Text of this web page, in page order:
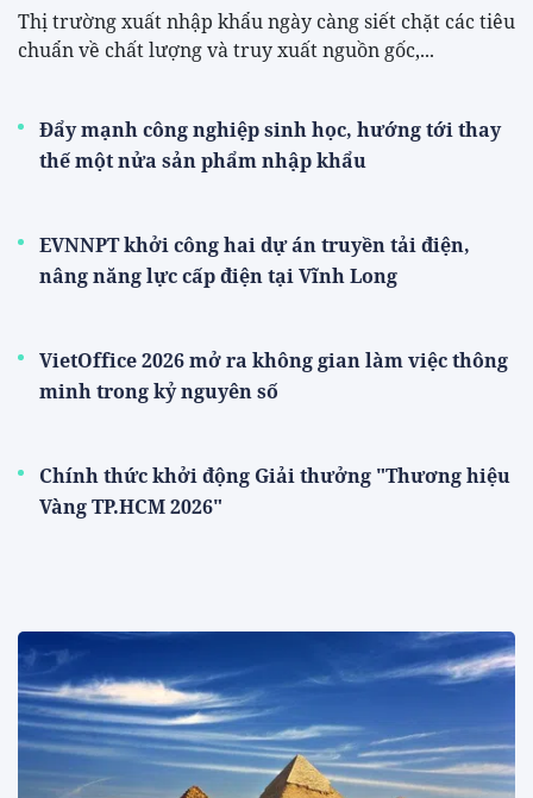
Thị trường xuất nhập khẩu ngày càng siết chặt các tiêu
chuẩn về chất lượng và truy xuất nguồn gốc,...
Đẩy mạnh công nghiệp sinh học, hướng tới thay
thế một nửa sản phẩm nhập khẩu
EVNNPT khởi công hai dự án truyền tải điện,
nâng năng lực cấp điện tại Vĩnh Long
VietOffice 2026 mở ra không gian làm việc thông
minh trong kỷ nguyên số
Chính thức khởi động Giải thưởng "Thương hiệu
Vàng TP.HCM 2026"